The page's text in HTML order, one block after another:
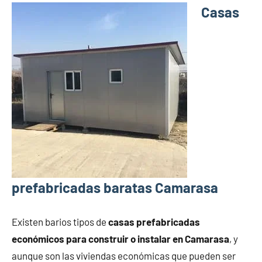
Casas
prefabricadas baratas Camarasa
Existen barios tipos de casas prefabricadas
económicos para construir o instalar en Camarasa, y
aunque son las viviendas económicas que pueden ser